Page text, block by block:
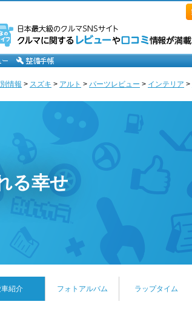
情報 > スズキ > アルト > パーツレビュー > インテリア >
る幸せ
紹介 フォトアルバム ラップタイム